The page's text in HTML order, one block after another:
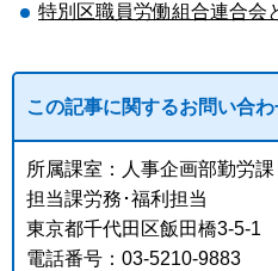
特別区職員労働組合連合会
この記事に関するお問い合
所属課室：人事企画部勤労
担当課労務･福利担当
東京都千代田区飯田橋3-5-1
電話番号：03-5210-9883